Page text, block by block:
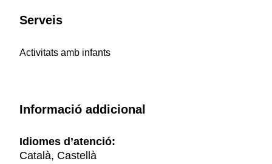
Serveis
Activitats amb infants
Informació addicional
Idiomes d’atenció:
Català, Castellà